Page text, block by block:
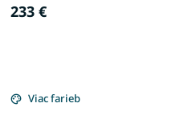
233 €
Viac farieb